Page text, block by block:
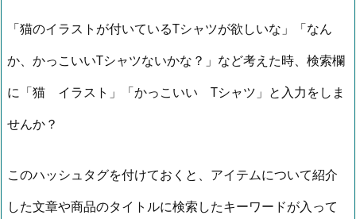
「猫のイラストが付いているTシャツが欲しいな」「なん
か、かっこいいTシャツないかな？」など考えた時、検索欄
に「猫 イラスト」「かっこいい Tシャツ」と入力をしま
せんか？
このハッシュタグを付けておくと、アイテムについて紹介
した文章や商品のタイトルに検索したキーワードが入って